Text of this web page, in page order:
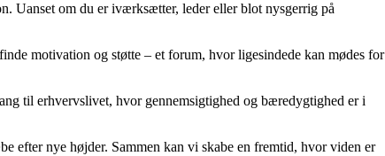
Uanset om du er iværksætter, leder eller blot nysgerrig på
motivation og støtte – et forum, hvor ligesindede kan mødes for
til erhvervslivet, hvor gennemsigtighed og bæredygtighed er i
efter nye højder. Sammen kan vi skabe en fremtid, hvor viden er